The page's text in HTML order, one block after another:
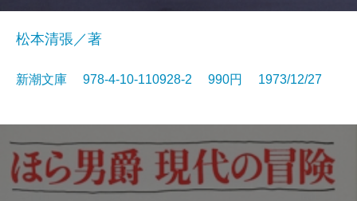
松本清張／著
新潮文庫 978-4-10-110928-2 990円 1973/12/27